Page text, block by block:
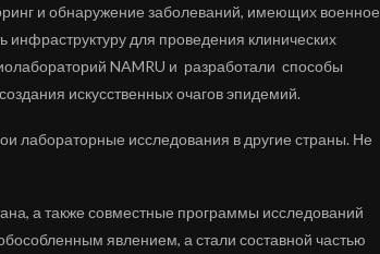
и обнаружение заболеваний, имеющих военное
для проведения клинических
NAMRU и разработали способы
искусственных очагов эпидемий.
лабораторные исследования в другие страны. Не
а также совместные программы исследований
явлением, а стали составной частью